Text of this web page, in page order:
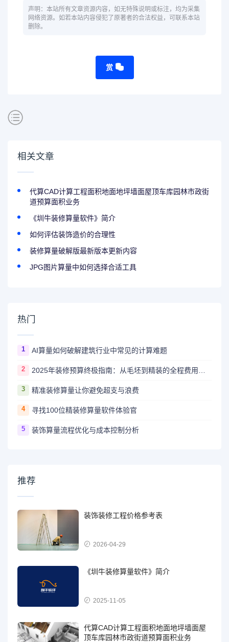
声明：本站所有文章资源内容，如无特殊说明或标注，均为采集
网络资源。如若本站内容侵犯了原著者的合法权益，可联系本站
删除。
赏
相关文章
代算CAD计算工程面积地面地坪墙面屋顶车库园林市政街
道预算面积业务
《圳牛装修算量软件》简介
如何评估装饰造价的合理性
装修算量破解版最新版本更新内容
JPG图片算量中如何选择合适工具
热门
1 AI算量如何破解建筑行业中常见的计算难题
2
3 精准装修算量让你避免超支与浪费
4 寻找100位精装修算量软件体验官
5 装饰算量流程优化与成本控制分析
推荐
装饰装修工程价格参考表
2026-04-29
《圳牛装修算量软件》简介
2025-11-05
代算CAD计算工程面积地面地坪墙面屋
顶车库园林市政街道预算面积业务